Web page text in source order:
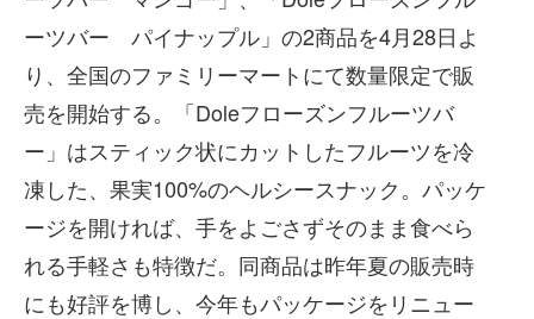
ーツバー パイナップル」の2商品を4月28日よ
り、全国のファミリーマートにて数量限定で販
売を開始する。「Doleフローズンフルーツバ
ー」はスティック状にカットしたフルーツを冷
凍した、果実100%のヘルシースナック。パッケ
ージを開ければ、手をよごさずそのまま食べら
れる手軽さも特徴だ。同商品は昨年夏の販売時
にも好評を博し、今年もパッケージをリニュー